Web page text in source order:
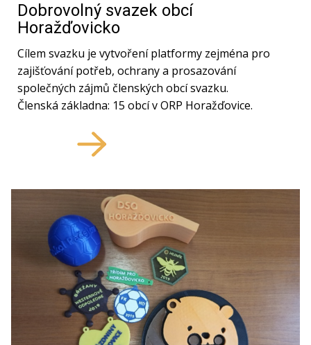
Dobrovolný svazek obcí
Horažďovicko
Cílem svazku je vytvoření platformy zejména pro
zajišťování potřeb, ochrany a prosazování
společných zájmů členských obcí svazku.
Členská základna: 15 obcí v ORP Horažďovice.